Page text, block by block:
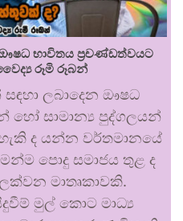
භාවිතය ප්‍රචණ්ඩත්වයට
රූමි රූබන්
ලබාදෙන ඖෂධ
හෝ සාමාන්‍ය පුද්ගලයන්
ද යන්න වර්තමානයේ
පොදු සමාජය තුළ ද
මාතෘකාවකි.
මුල් කොට මාධ්‍ය